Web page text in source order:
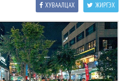
ЖИРГЭХ
ХУВААЛЦАХ